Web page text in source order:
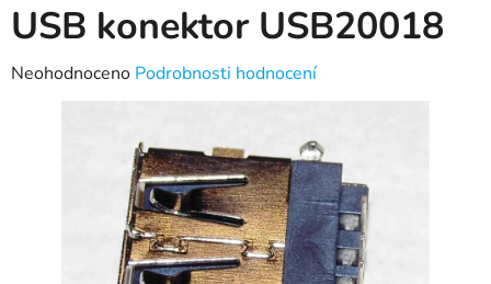
USB konektor USB20018
Průměrné
hodnocení
Neohodnoceno Podrobnosti hodnocení